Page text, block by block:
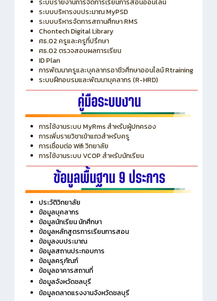
ระบบติดตามผู้สำเร็จการศึกษา
ระบบรายงานการจัดการเรียนการสอนออนไลน์
ระบบบริหารงบประมาณ MyPSD
ระบบบริหารจัดการสถานศึกษา RMS
Chontech Digital Library
ศธ.02 ครูและครูที่ปรึกษา
ศธ.02 ตรวจสอบผลการเรียน
ID Plan
การพัฒนาครูและบุคลากรอาชีวศึกษาออนไลน์ Rtraining
ระบบฝึกอบรมและพัฒนาบุคลากร (R-HRD)
การใช้งานระบบ MyRms สำหรับผู้ปกครอง
การเพิ่มรายวิชาเข้าแถวสำหรับครู
การเชื่อมต่อ Wifi วิทยาลัย
การใช้งานระบบ VCOP สำหรับนักเรียน
ประวัติวิทยาลัย
ข้อมูลบุคลากร
ข้อมูลนักเรียน นักศึกษา
ข้อมูลหลักสูตรการเรียนการสอน
ข้อมูลงบประมาณ
ข้อมูลสถานประกอบการ
ข้อมูลครุภัณฑ์
ข้อมูลอาคารสถานที่
ข้อมูลจังหวัดชลบุรี